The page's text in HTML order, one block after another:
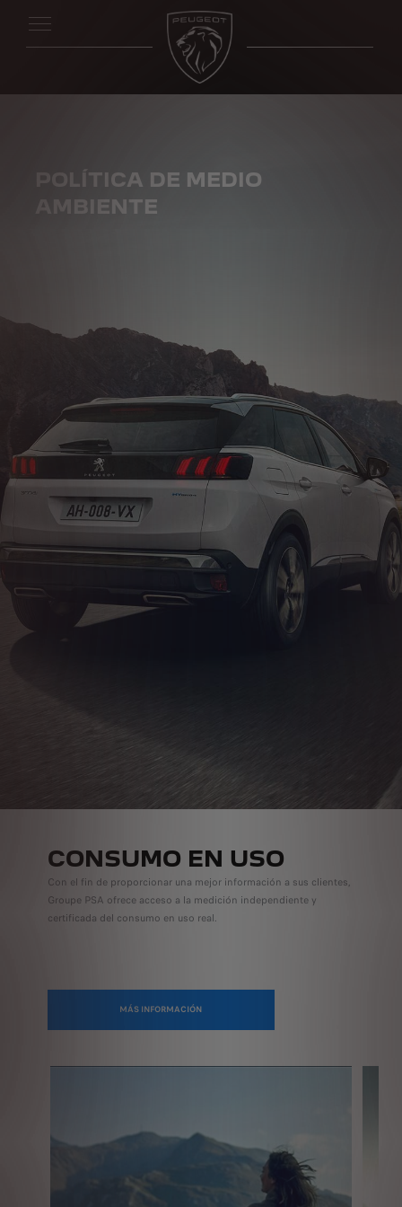
POLÍTICA DE MEDIO
AMBIENTE
CONSUMO EN USO
Con el fin de proporcionar una mejor información a sus clientes,
Groupe PSA ofrece acceso a la medición independiente y
certificada del consumo en uso real.
MÁS INFORMACIÓN